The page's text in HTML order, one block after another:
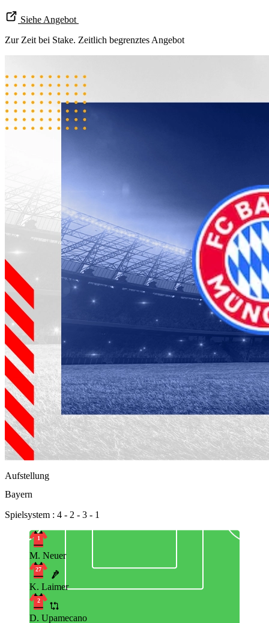
Siehe Angebot
Zur Zeit bei Stake. Zeitlich begrenztes Angebot
Aufstellung
Bayern
Spielsystem : 4 - 2 - 3 - 1
1
M. Neuer
27
K. Laimer
2
D. Upamecano